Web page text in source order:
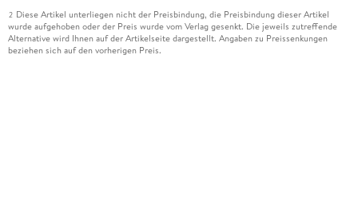
2 Diese Artikel unterliegen nicht der Preisbindung, die Preisbindung dieser Artikel
wurde aufgehoben oder der Preis wurde vom Verlag gesenkt. Die jeweils zutreffende
Alternative wird Ihnen auf der Artikelseite dargestellt. Angaben zu Preissenkungen
beziehen sich auf den vorherigen Preis.